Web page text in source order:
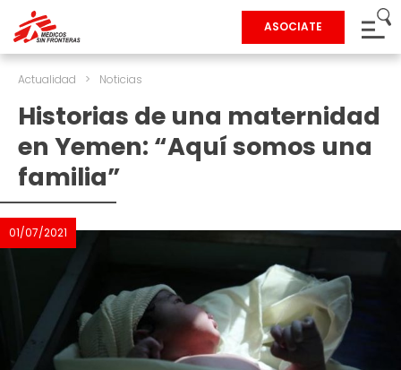
ASOCIATE
Actualidad > Noticias
Historias de una maternidad
en Yemen: “Aquí somos una
familia”
01/07/2021